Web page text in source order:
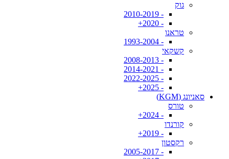
גוק
- 2010-2019
- 2020+
טראנו
- 1993-2004
קשקאי
- 2008-2013
- 2014-2021
- 2022-2025
- 2025+
סאניונג (KGM)
טורס
- 2024+
קורנדו
- 2019+
רקסטון
- 2005-2017